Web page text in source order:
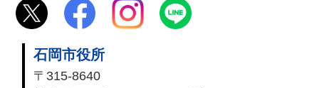
石岡市役所
〒315-8640